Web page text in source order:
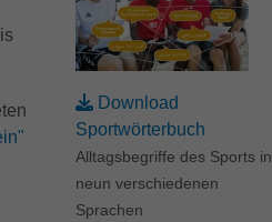
Download
Sportwörterbuch
Alltagsbegriffe des Sports in
neun verschiedenen
Sprachen